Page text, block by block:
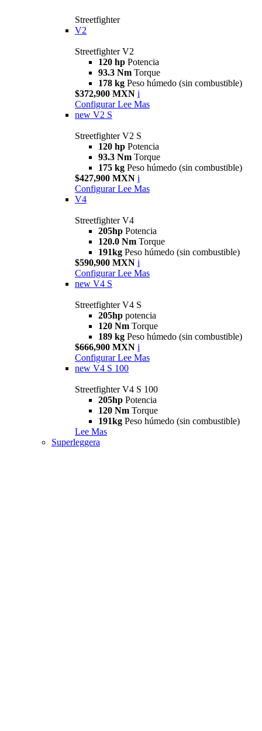
Streetfighter
V2
Streetfighter V2
120 hp Potencia
93.3 Nm Torque
178 kg Peso húmedo (sin combustible)
$372,900 MXN i
Configurar Lee Mas
new V2 S
Streetfighter V2 S
120 hp Potencia
93.3 Nm Torque
175 kg Peso húmedo (sin combustible)
$427,900 MXN i
Configurar Lee Mas
V4
Streetfighter V4
205hp Potencia
120.0 Nm Torque
191kg Peso húmedo (sin combustible)
$590,900 MXN i
Configurar Lee Mas
new V4 S
Streetfighter V4 S
205hp potencia
120 Nm Torque
189 kg Peso húmedo (sin combustible)
$666,900 MXN i
Configurar Lee Mas
new V4 S 100
Streetfighter V4 S 100
205hp Potencia
120 Nm Torque
191kg Peso húmedo (sin combustible)
Lee Mas
Superleggera